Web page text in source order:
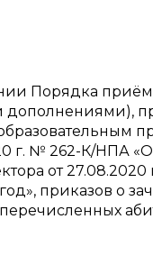
Порядка
дополнениями),
г. № 262-К/НПА
от
приказов о